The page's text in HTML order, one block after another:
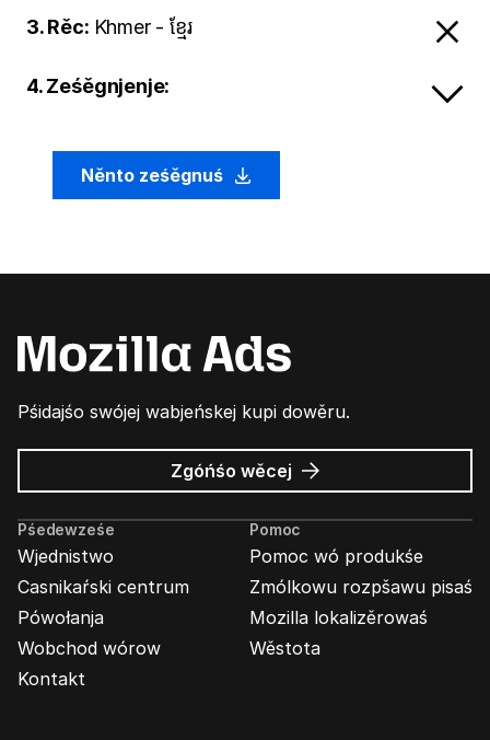
3. Rěc: Khmer - ខ្មែរ
4. Ześěgnjenje:
Něnto ześěgnuś
Pśidajśo swójej wabjeńskej kupi dowěru.
Zgóńśo wěcej wó
Wabjenje
Mozilla
Pśedewześe
Wjednistwo
Casnikaŕski centrum
Pówołanja
Wobchod wórow
Kontakt
Pomoc
Pomoc wó produkśe
Zmólkowu rozpšawu pisaś
Mozilla lokalizěrowaś
Wěstota